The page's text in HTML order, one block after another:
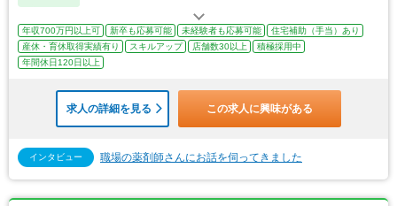
年収700万円以上可 新卒も応募可能 未経験者も応募可能
住宅補助（手当）あり
産休・育休取得実績有り
スキルアップ 店舗数30以上
積極採用中
年間休日120日以上
求人の詳細を見る この求人に興味がある
インタビュー 職場の薬剤師さんにお話を伺ってきました